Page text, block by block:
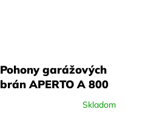
Pohony garážových
brán APERTO A 800
Skladom